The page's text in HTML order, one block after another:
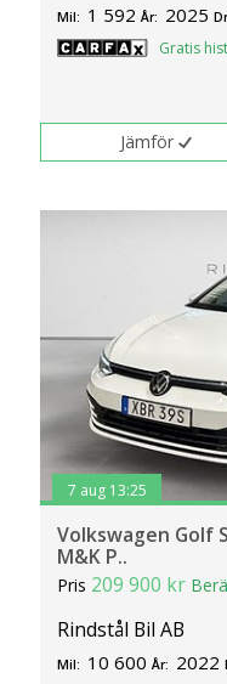
Mil: 1 592 År: 2025
Gratis
Jämför
7 aug 13:25
Volkswagen Golf
M&K P..
Pris 209 900 kr
Rindstål Bil AB
Mil: 10 600 År: 2022